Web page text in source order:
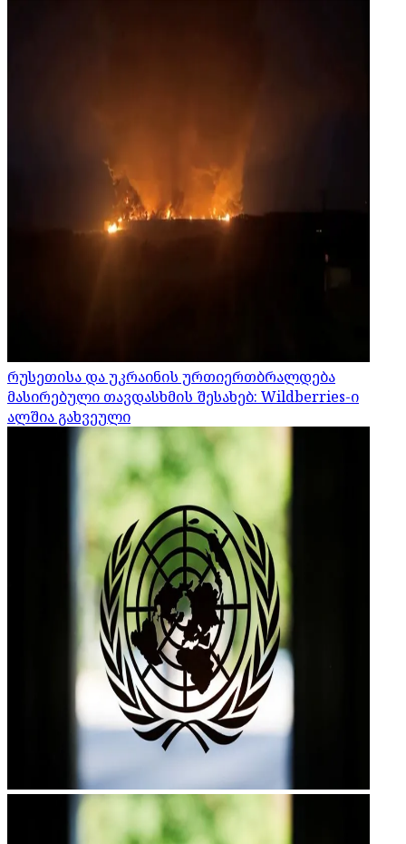
რუსეთისა და უკრაინის ურთიერთბრალდება
მასირებული თავდასხმის შესახებ: Wildberries-ი
ალშია გახვეული